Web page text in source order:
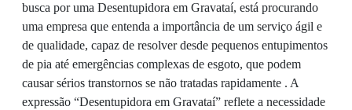
busca por uma Desentupidora em Gravataí, está procurando
uma empresa que entenda a importância de um serviço ágil e
de qualidade, capaz de resolver desde pequenos entupimentos
de pia até emergências complexas de esgoto, que podem
causar sérios transtornos se não tratadas rapidamente . A
expressão “Desentupidora em Gravataí” reflete a necessidade